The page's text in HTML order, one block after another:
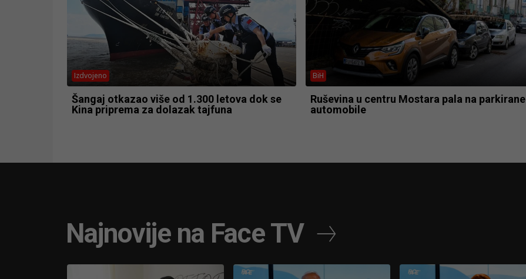
Izdvojeno
Šangaj otkazao više od 1.300 letova dok se
Kina priprema za dolazak tajfuna
BiH
Ruševina u centru Mostara pala na parkirane
automobile
Najnovije na Face TV